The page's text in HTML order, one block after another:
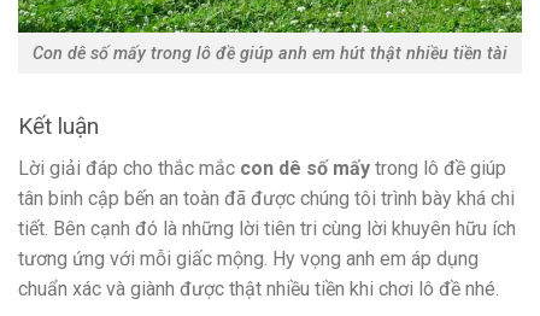
Con dê số mấy trong lô đề giúp anh em hút thật nhiều tiền tài
Kết luận
Lời giải đáp cho thắc mắc con dê số mấy trong lô đề giúp
tân binh cập bến an toàn đã được chúng tôi trình bày khá chi
tiết. Bên cạnh đó là những lời tiên tri cùng lời khuyên hữu ích
tương ứng với mỗi giấc mộng. Hy vọng anh em áp dụng
chuẩn xác và giành được thật nhiều tiền khi chơi lô đề nhé.